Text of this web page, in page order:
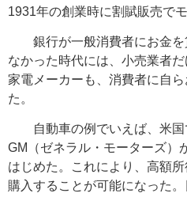
1931年の創業時に割賦販売で
銀行が一般消費者にお金を
なかった時代には、小売業者
家電メーカーも、消費者に自
た。
自動車の例でいえば、米国
GM（ゼネラル・モーターズ）
はじめた。これにより、高額
購入することが可能になった